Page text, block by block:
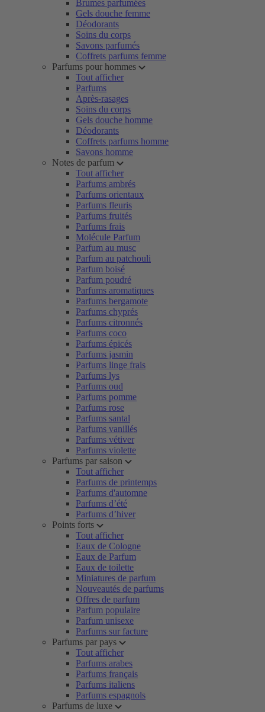
Brumes parfumées
Gels douche femme
Déodorants
Soins du corps
Savons parfumés
Coffrets parfums femme
Parfums pour hommes
Tout afficher
Parfums
Après-rasages
Soins du corps
Gels douche homme
Déodorants
Coffrets parfums homme
Savons homme
Notes de parfum
Tout afficher
Parfums ambrés
Parfums orientaux
Parfums fleuris
Parfums fruités
Parfums frais
Molécule Parfum
Parfum au musc
Parfum au patchouli
Parfum boisé
Parfum poudré
Parfums aromatiques
Parfums bergamote
Parfums chyprés
Parfums citronnés
Parfums coco
Parfums épicés
Parfums jasmin
Parfums linge frais
Parfums lys
Parfums oud
Parfums pomme
Parfums rose
Parfums santal
Parfums vanillés
Parfums vétiver
Parfums violette
Parfums par saison
Tout afficher
Parfums de printemps
Parfums d'automne
Parfums d’été
Parfums d’hiver
Points forts
Tout afficher
Eaux de Cologne
Eaux de Parfum
Eaux de toilette
Miniatures de parfum
Nouveautés de parfums
Offres de parfum
Parfum populaire
Parfum unisexe
Parfums sur facture
Parfums par pays
Tout afficher
Parfums arabes
Parfums français
Parfums italiens
Parfums espagnols
Parfums de luxe